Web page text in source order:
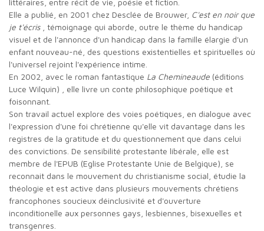
littéraires, entre récit de vie, poésie et fiction.
Elle a publié, en 2001 chez Desclée de Brouwer, C'est en noir que
je t'écris, témoignage qui aborde, outre le thème du handicap
visuel et de l'annonce d'un handicap dans la famille élargie d'un
enfant nouveau-né, des questions existentielles et spirituelles où
l'universel rejoint l'expérience intime.
En 2002, avec le roman fantastique La Chemineaude (éditions
Luce Wilquin) , elle livre un conte philosophique poétique et
foisonnant.
Son travail actuel explore des voies poétiques, en dialogue avec
l'expression d'une foi chrétienne qu'elle vit davantage dans les
registres de la gratitude et du questionnement que dans celui
des convictions. De sensibilité protestante libérale, elle est
membre de l'EPUB (Eglise Protestante Unie de Belgique), se
reconnait dans le mouvement du christianisme social, étudie la
théologie et est active dans plusieurs mouvements chrétiens
francophones soucieux déinclusivité et d'ouverture
inconditionelle aux personnes gays, lesbiennes, bisexuelles et
transgenres.